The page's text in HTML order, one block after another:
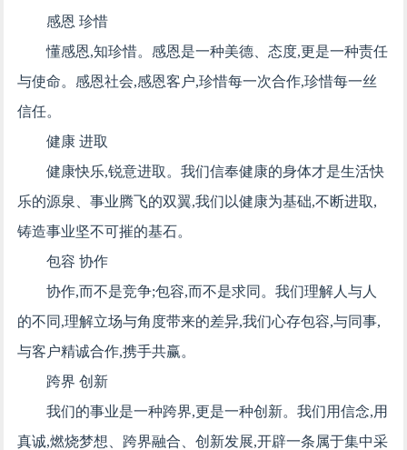
感恩 珍惜
懂感恩,知珍惜。感恩是一种美德、态度,更是一种责任
与使命。感恩社会,感恩客户,珍惜每一次合作,珍惜每一丝
信任。
健康 进取
健康快乐,锐意进取。我们信奉健康的身体才是生活快
乐的源泉、事业腾飞的双翼,我们以健康为基础,不断进取,
铸造事业坚不可摧的基石。
包容 协作
协作,而不是竞争;包容,而不是求同。我们理解人与人
的不同,理解立场与角度带来的差异,我们心存包容,与同事,
与客户精诚合作,携手共赢。
跨界 创新
我们的事业是一种跨界,更是一种创新。我们用信念,用
真诚,燃烧梦想、跨界融合、创新发展,开辟一条属于集中采